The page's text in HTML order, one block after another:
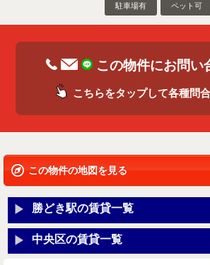
駐車場有 ペット可
この物件にお問い
こちらをタップして各種問
この物件の地図を見る
勝どき駅の賃貸一覧
中央区の賃貸一覧